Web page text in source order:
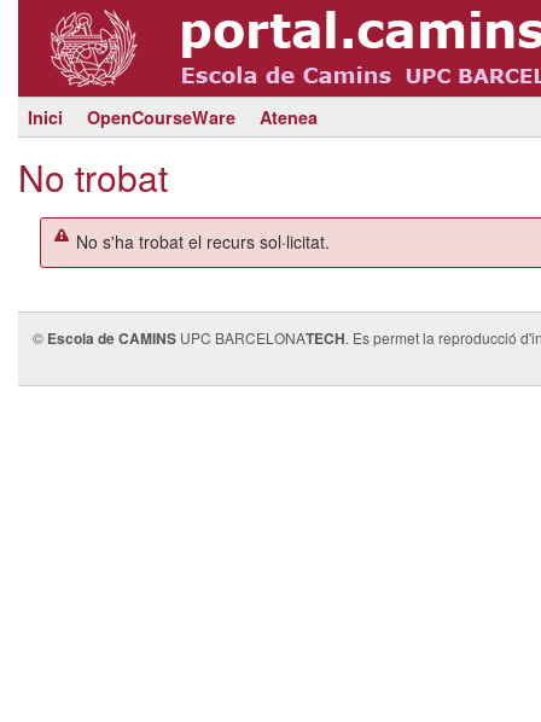
Inici OpenCourseWare Atenea
No trobat
No s'ha trobat el recurs sol·licitat.
© Escola de CAMINS UPC BARCELONATECH. Es permet la reproducció